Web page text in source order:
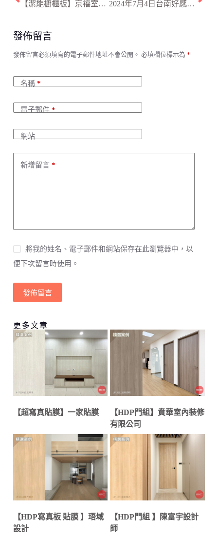
【潔能櫥櫃板】京禧室內裝修 2024年7月4日台南好感空間生活展
發佈留言
發佈留言必須填寫的電子郵件地址不會公開。 必填欄位標示為 *
名稱*
電子郵件*
網站
新增留言*
將我的姓名、電子郵件和網站保存在此瀏覽器中，以
便下次留言時使用。
發佈留言
A
e
r
a
t
v
e
更多文章
【超寫真貼膜】一家貼膜
【HDP門組】賁華室內裝修
有限公司
【HDP寫真板 貼膜 】珸域
設計
【HDP門組 】陳富宇設計
師